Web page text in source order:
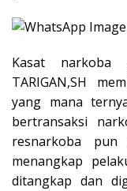
Kasat narkoba
TARIGAN,SH
yang mana
bertransaksi
resnarkoba
menangkap
ditangkap dan